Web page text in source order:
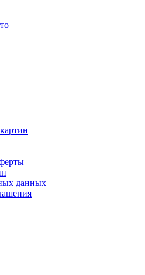
данных